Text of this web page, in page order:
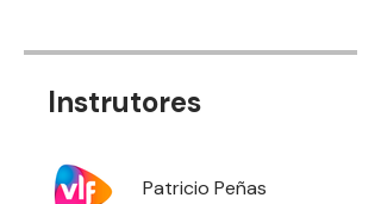
Instrutores
Patricio Peñas